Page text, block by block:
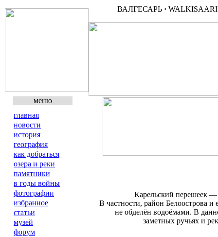
ВАЛГЕСАРЬ ·
меню
главная
новости
история
география
как добраться
озера и реки
памятники
в годы войны
фотографии
избранное
статьи
музей
форум
Карельский перешеек
В частности, район Белоострова
не обделён водоёмами. В
заметных ручьях и